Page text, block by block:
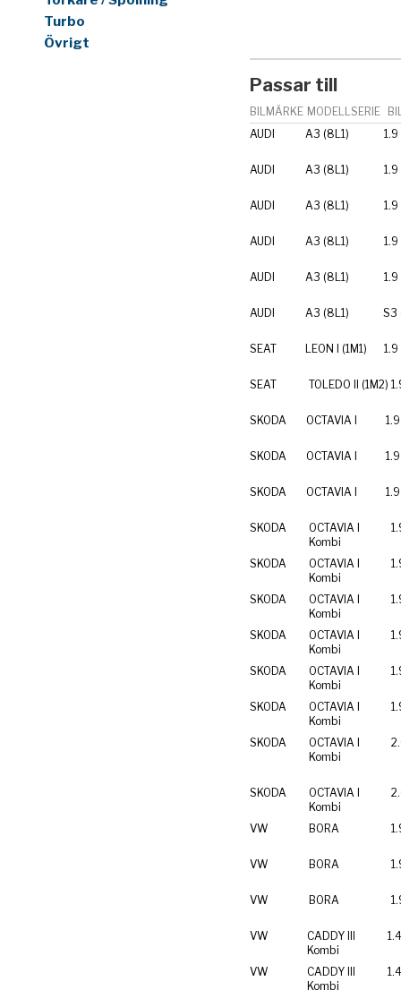
Turbo
Övrigt
Passar till
BILMÄRKE MODELLSERIE
AUDI
A3 (8L1) 1.9
AUDI A3 (8L1) 1.9
AUDI A3 (8L1) 1.9
AUDI A3 (8L1) 1.9
AUDI A3 (8L1)
AUDI A3 (8L1) S3
SEAT LEON I (1M1) 1.9
SEAT TOLEDO II (1M2)
SKODA OCTAVIA I
SKODA OCTAVIA I
SKODA OCTAVIA I
SKODA
OCTAVIA I
Kombi
SKODA
OCTAVIA I
Kombi
SKODA
OCTAVIA I
Kombi
SKODA
OCTAVIA I
Kombi
SKODA
OCTAVIA I
Kombi
SKODA
OCTAVIA I
Kombi
SKODA
OCTAVIA I
Kombi
SKODA
OCTAVIA I
Kombi
VW BORA
VW BORA
VW BORA
VW
CADDY III
Kombi
VW
CADDY III
Kombi